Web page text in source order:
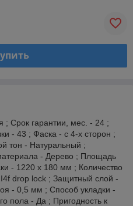
; Срок гарантии, мес. - 24 ;
- 43 ; Фаска - с 4-х сторон ;
тон - Натуральный ;
- Дерево ; Площадь
- 1220 x 180 мм ; Количество
drop lock ; Защитный слой -
- 0,5 мм ; Способ укладки -
пола - Да ; Пригодность к